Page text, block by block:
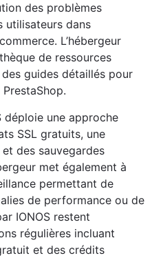
des problèmes
utilisateurs dans
L’hébergeur
de ressources
guides détaillés pour
déploie une approche
SSL gratuits, une
des sauvegardes
met également à
permettant de
de performance ou de
IONOS restent
régulières incluant
et des crédits